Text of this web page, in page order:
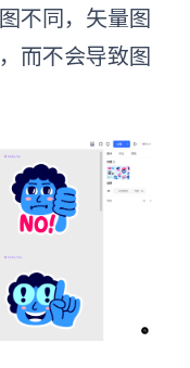
不同，矢量图
而不会导致图